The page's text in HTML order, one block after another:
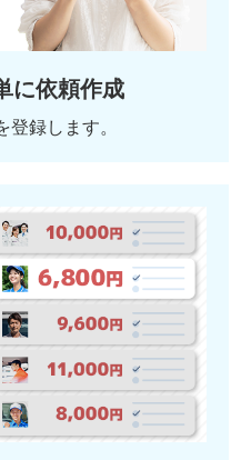
に依頼作成
録します。